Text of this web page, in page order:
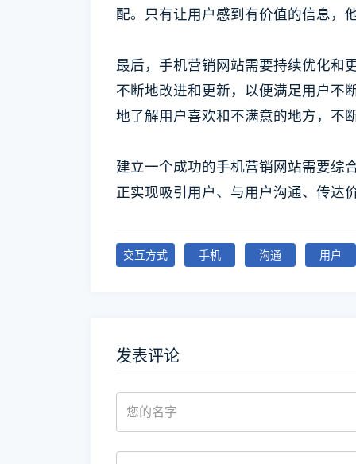
配。只有让用户感到有价值的信息，
最后，手机营销网站需要持续优化和
不断地改进和更新，以便满足用户不
地了解用户喜欢和不满意的地方，不
建立一个成功的手机营销网站需要综
正实现吸引用户、与用户沟通、传达
交互方式 手机 沟通 用户
发表评论